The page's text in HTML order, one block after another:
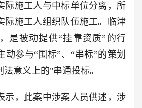
际施工人与中标单位分离，所
际施工人组织队伍施工。临津
是被动提供“挂靠资质”的行
动参与“围标”、“串标”的策划
意义上的"串通投标。
示，此案中涉案人员供述，涉